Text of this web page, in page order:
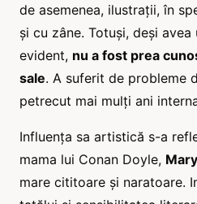
de asemenea, ilustrații, în
și cu zâne. Totuși, deși
evident, nu a fost prea
sale. A suferit de probleme
petrecut mai mulți ani
Influența sa artistică s-a
mama lui Conan Doyle,
mare cititoare și naratoare.